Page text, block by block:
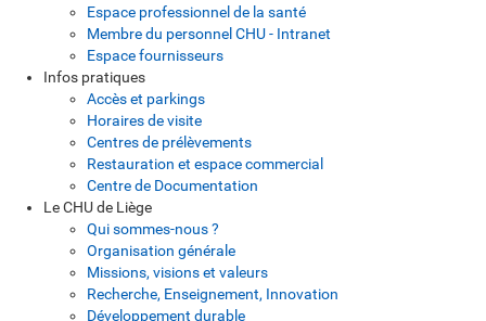
Espace professionnel de la santé
Membre du personnel CHU - Intranet
Espace fournisseurs
Infos pratiques
Accès et parkings
Horaires de visite
Centres de prélèvements
Restauration et espace commercial
Centre de Documentation
Le CHU de Liège
Qui sommes-nous ?
Organisation générale
Missions, visions et valeurs
Recherche, Enseignement, Innovation
Développement durable